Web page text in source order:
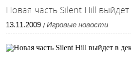
Новая часть Silent Hill
13.11.2009 / Игровые новости